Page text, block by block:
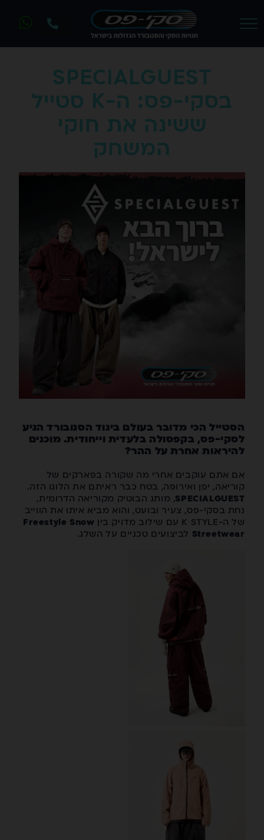
SPECIALGUEST
בסקי-פס: ה-K סטייל
ששינה את חוקי
המשחק
הסטייל הכי מדובר בעולם ביגוד הסנובורד הגיע
לסקי-פס, בקפסולה בלעדית וייחודית. מוכנים
להיראות אחרת על ההר?
אם אתם עוקבים אחרי מה שקורה בפארקים של
קוריאה, יפן ואירופה, בטח כבר ראיתם את הלוגו הזה.
SPECIALGUEST, מותג הבוטיק מקוריאה הדרומית,
נחת בסקי-פס, צעיר ובועט, והוא מביא איתו את הווייב
של ה-K STYLE עם שילוב מדויק בין
Freestyle Snow
Streetwear לביצועים טכניים על השלג.